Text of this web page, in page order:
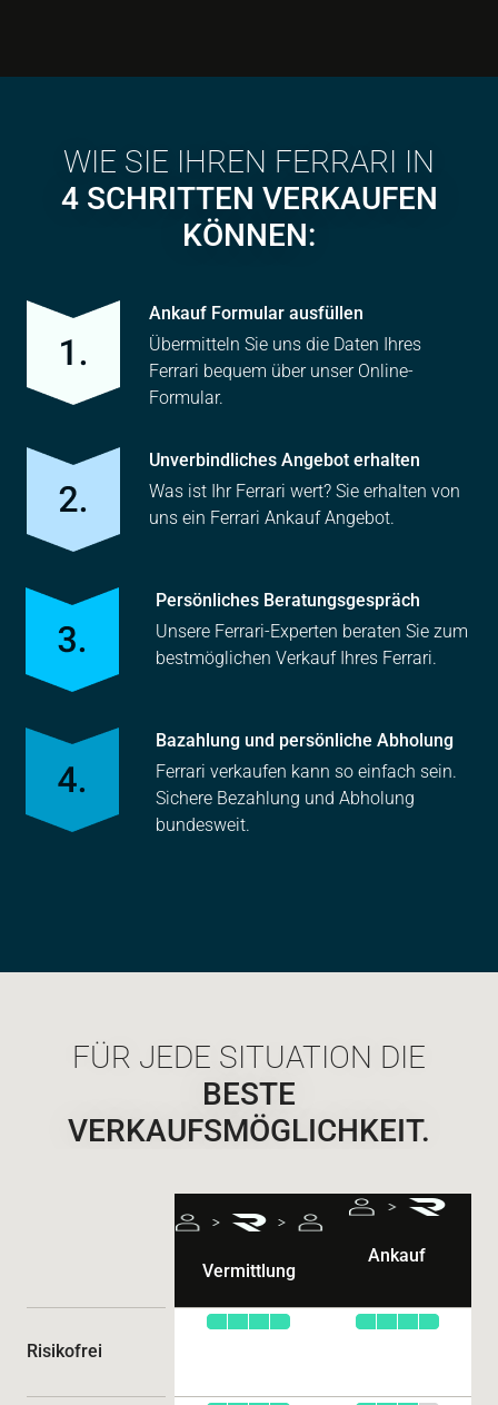
WIE SIE IHREN FERRARI IN
4 SCHRITTEN VERKAUFEN
KÖNNEN:
Ankauf Formular ausfüllen
Übermitteln Sie uns die Daten Ihres
Ferrari bequem über unser Online-
Formular.
Unverbindliches Angebot erhalten
Was ist Ihr Ferrari wert? Sie erhalten von
uns ein Ferrari Ankauf Angebot.
Persönliches Beratungsgespräch
Unsere Ferrari-Experten beraten Sie zum
bestmöglichen Verkauf Ihres Ferrari.
Bazahlung und persönliche Abholung
Ferrari verkaufen kann so einfach sein.
Sichere Bezahlung und Abholung
bundesweit.
FÜR JEDE SITUATION DIE
BESTE
VERKAUFSMÖGLICHKEIT.
Vermittlung
Ankauf
Risikofrei